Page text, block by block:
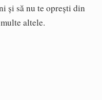
și să nu te oprești din
altele.